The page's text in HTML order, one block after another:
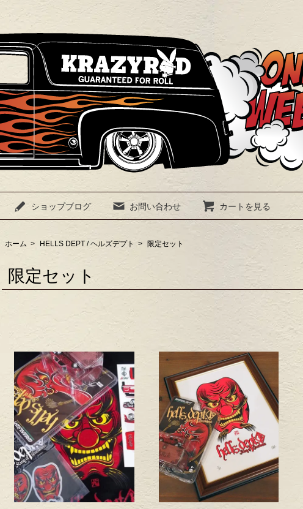
ショップブログ お問い合わせ カートを見る
ホーム > HELLS DEPT / ヘルズデプト > 限定セット
限定セット